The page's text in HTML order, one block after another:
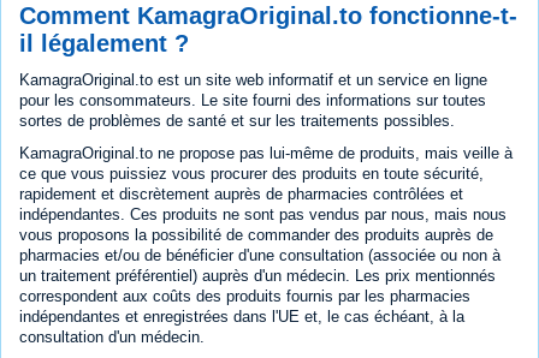
Comment KamagraOriginal.to fonctionne-t-
il légalement ?
KamagraOriginal.to est un site web informatif et un service en ligne
pour les consommateurs. Le site fourni des informations sur toutes
sortes de problèmes de santé et sur les traitements possibles.
KamagraOriginal.to ne propose pas lui-même de produits, mais veille à
ce que vous puissiez vous procurer des produits en toute sécurité,
rapidement et discrètement auprès de pharmacies contrôlées et
indépendantes. Ces produits ne sont pas vendus par nous, mais nous
vous proposons la possibilité de commander des produits auprès de
pharmacies et/ou de bénéficier d'une consultation (associée ou non à
un traitement préférentiel) auprès d'un médecin. Les prix mentionnés
correspondent aux coûts des produits fournis par les pharmacies
indépendantes et enregistrées dans l'UE et, le cas échéant, à la
consultation d'un médecin.